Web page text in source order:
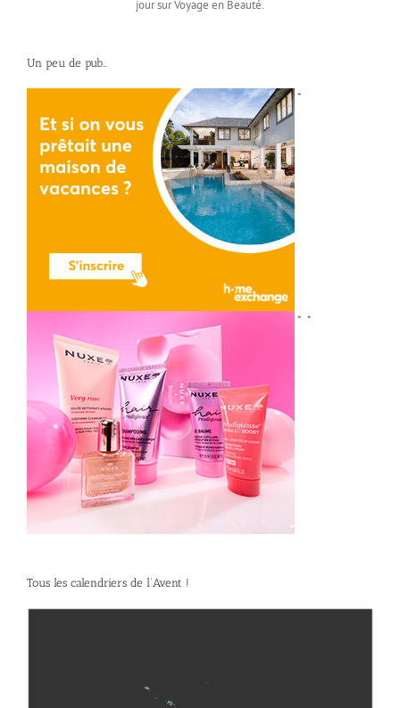
jour sur Voyage en Beauté.
Un peu de pub…
*
* *
Tous les calendriers de l’Avent !